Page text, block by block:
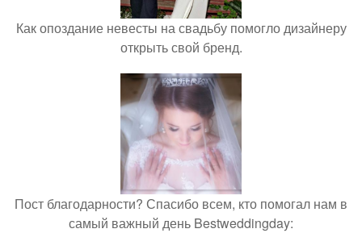
Как опоздание невесты на свадьбу помогло дизайнеру
открыть свой бренд.
Пост благодарности? Спасибо всем, кто помогал нам в
самый важный день Bestweddingday: